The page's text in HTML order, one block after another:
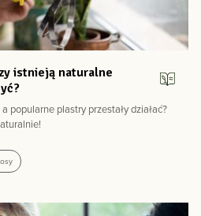
Seed Butter.https://inci.guide/essential-
grandiflorum-seed-butter
istnieją naturalne
popularne plastry przestały działać?